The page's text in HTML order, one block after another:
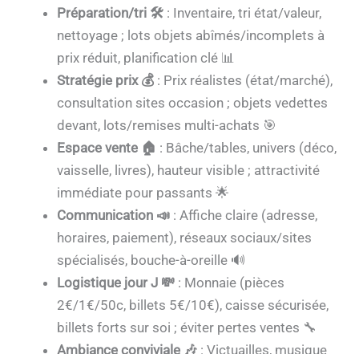
Préparation/tri 🛠️ : Inventaire, tri état/valeur,
nettoyage ; lots objets abîmés/incomplets à
prix réduit, planification clé 📊
Stratégie prix 💰 : Prix réalistes (état/marché),
consultation sites occasion ; objets vedettes
devant, lots/remises multi-achats 🎯
Espace vente 🏠 : Bâche/tables, univers (déco,
vaisselle, livres), hauteur visible ; attractivité
immédiate pour passants 🌟
Communication 📣 : Affiche claire (adresse,
horaires, paiement), réseaux sociaux/sites
spécialisés, bouche-à-oreille 🔊
Logistique jour J 💸 : Monnaie (pièces
2€/1€/50c, billets 5€/10€), caisse sécurisée,
billets forts sur soi ; éviter pertes ventes 🔧
Ambiance conviviale 🎶 : Victuailles, musique